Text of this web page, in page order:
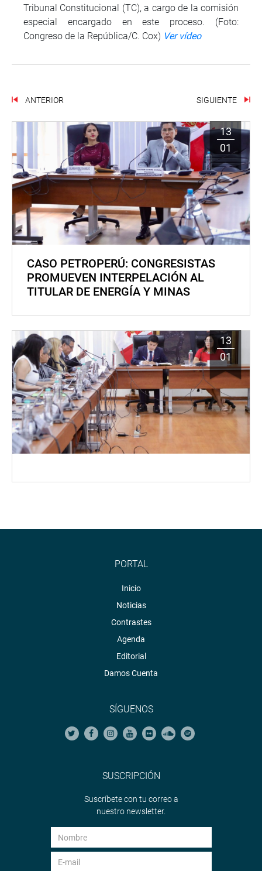
Tribunal Constitucional (TC), a cargo de la comisión
especial encargado en este proceso. (Foto:
Congreso de la República/C. Cox) Ver vídeo
ANTERIOR SIGUIENTE
13
01
CASO PETROPERÚ: CONGRESISTAS
PROMUEVEN INTERPELACIÓN AL
TITULAR DE ENERGÍA Y MINAS
13
01
PORTAL
Inicio
Noticias
Contrastes
Agenda
Editorial
Damos Cuenta
SÍGUENOS
SUSCRIPCIÓN
Suscríbete con tu correo a
nuestro newsletter.